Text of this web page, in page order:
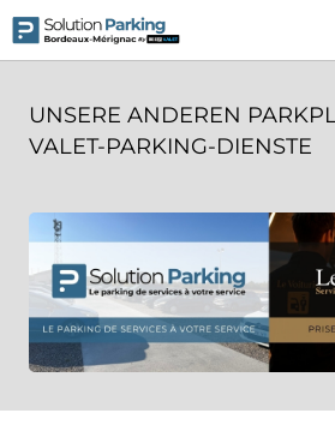
Passer
le
UNSERE ANDEREN
VALET-PARKING-DIENSTE